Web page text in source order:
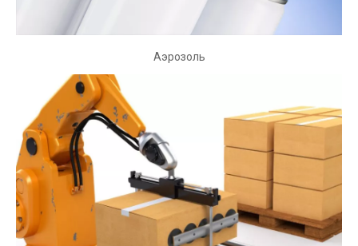
Шары из нержавеющей стали используются в отрасли
аэрозоля и дозирования клапанов. Идеальный шар для
этой отрасли-нержавеющая сталь из 300 серии из-за
коррозионных характеристик материала. AISI Type 302 и
304 обеспечивают коррозионную устойчивость,
необходимую для одностороннего шарикового клапана
при контакте с химическими веществами, солью и
кислотами.
Аэрозоль